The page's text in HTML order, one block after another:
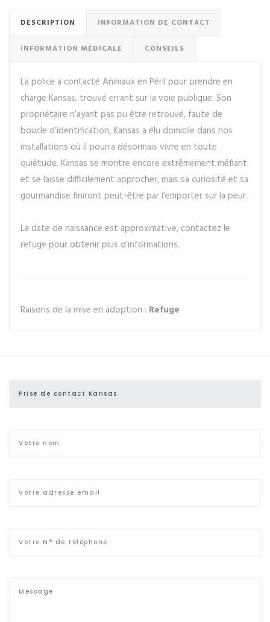
DESCRIPTION INFORMATION DE CONTACT
INFORMATION MÉDICALE CONSEILS
La police a contacté Animaux en Péril pour prendre en
charge Kansas, trouvé errant sur la voie publique. Son
propriétaire n’ayant pas pu être retrouvé, faute de
boucle d’identification, Kansas a élu domicile dans nos
installations où il pourra désormais vivre en toute
quiétude. Kansas se montre encore extrêmement méfiant
et se laisse difficilement approcher, mais sa curiosité et sa
gourmandise finiront peut-être par l'emporter sur la peur.
La date de naissance est approximative, contactez le
refuge pour obtenir plus d’informations.
Raisons de la mise en adoption : Refuge